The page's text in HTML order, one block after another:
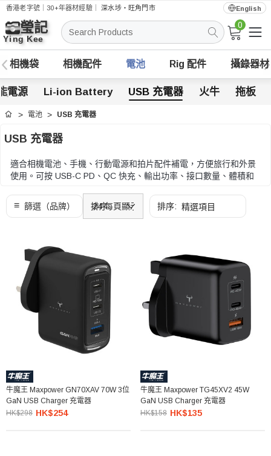
香港老字號｜30+年器材經驗｜深水埗・旺角門市 English
搜
索
0
相機袋 相機配件 電池 Rig 配件 攝錄器材
電源 Li-ion Battery USB 充電器 火牛 拖板
首頁 電池 USB 充電器
USB 充電器
適合相機電池、手機、行動電源和拍片配件補電，方便旅行和外景
使用。可按 USB-C PD、QC 快充、輸出功率、接口數量、體積和
可按 USB-C PD、QC 快充、輸出功率、接口數量、體積和安全保
護比較。
牛魔王 Maxpower GN70XAV 70W 3位
GaN USB Charger 充電器
HK$298 HK$254
牛魔王 Maxpower TG45XV2 45W
GaN USB Charger 充電器
HK$158 HK$135